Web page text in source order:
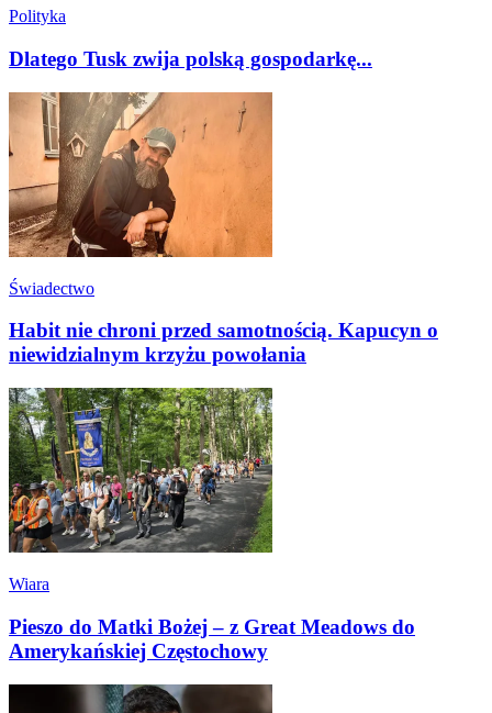
Polityka
Dlatego Tusk zwija polską gospodarkę...
Świadectwo
Habit nie chroni przed samotnością. Kapucyn o
niewidzialnym krzyżu powołania
Wiara
Pieszo do Matki Bożej – z Great Meadows do
Amerykańskiej Częstochowy